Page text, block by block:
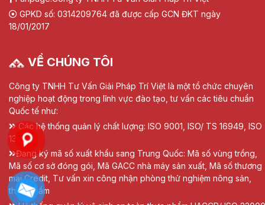
GPKD số: 0314209764 đã được cấp GCN ĐKT ngày
18/01/2017
VỀ CHÚNG TÔI
Công ty TNHH Tư Vấn Giải Pháp Trí Việt là một tổ chức chuyên
nghiệp hoạt động trong lĩnh vực đào tạo, tư vấn các tiêu chuẩn
Quốc tế như:
Các hệ thống quản lý chất lượng: ISO 9001, ISO/ TS 16949, ISO
13485
Đăng ký mã số xuất khẩu sang Trung Quốc: Mã số vùng trồng,
Mã số cơ sở đóng gói, Mã GACC nhà máy sản xuất, Mã số thương
mại Credit, Tư vấn xin công nhận phòng thử nghiệm nông sản,
thực phẩm